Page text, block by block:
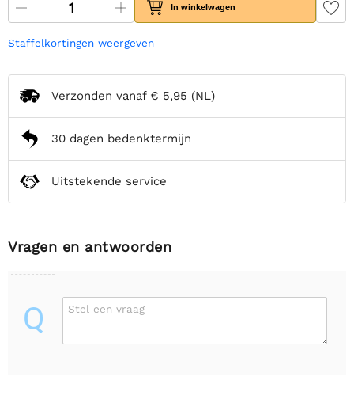
In winkelwagen
Staffelkortingen weergeven
Verzonden vanaf € 5,95 (NL)
30 dagen bedenktermijn
Uitstekende service
Vragen en antwoorden
Q Stel een vraag